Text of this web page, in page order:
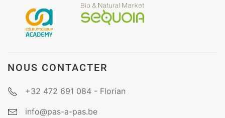
NOUS CONTACTER
+32 472 691 084 - Florian
info@pas-a-pas.be